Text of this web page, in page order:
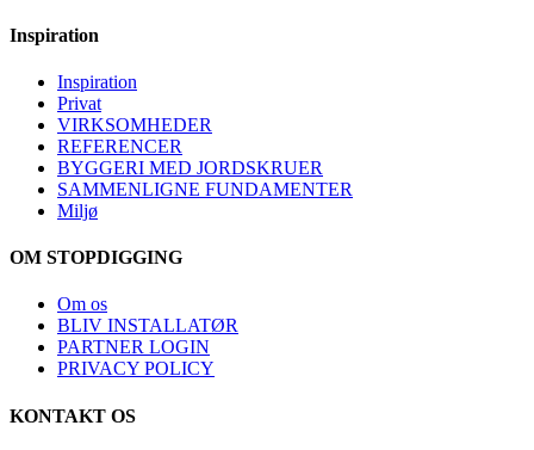
Inspiration
Inspiration
Privat
VIRKSOMHEDER
REFERENCER
BYGGERI MED JORDSKRUER
SAMMENLIGNE FUNDAMENTER
Miljø
OM STOPDIGGING
Om os
BLIV INSTALLATØR
PARTNER LOGIN
PRIVACY POLICY
KONTAKT OS